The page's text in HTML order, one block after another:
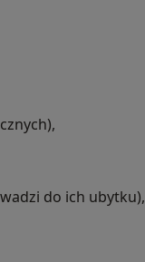
do ich ubytku),